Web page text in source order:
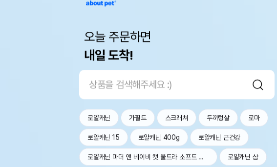
오늘 주문하면
내일 도착!
로얄캐닌 가필드 스크래쳐 두끼텅살 로마
로얄캐닌 15 로얄캐닌 400g 로얄캐닌 근건강
로얄캐닌 마더 앤 베이비 캣 울트라 소프트 무스 트레이 100g 로얄캐닌 샴